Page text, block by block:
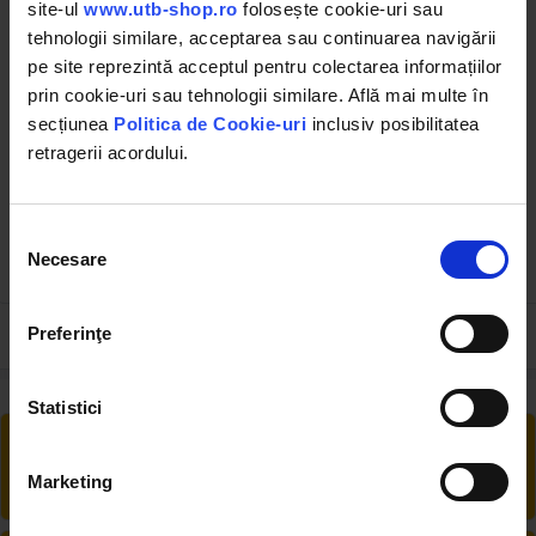
site-ul www.utb-shop.ro folosește cookie-uri sau
tehnologii similare, acceptarea sau continuarea navigării
pe site reprezintă acceptul pentru colectarea informațiilor
prin cookie-uri sau tehnologii similare. Află mai multe în
secțiunea Politica de Cookie-uri inclusiv posibilitatea
retragerii acordului.
consimțământului
Necesare
Preferinţe
Statistici
Marketing
UTB103.02.109
Bucsa injector din cupru
pentru UTB U-650
33.00 RON
DISDA20
Ai posibilitate de retur în 30 zile, comandă
produsele de care ai nevoie fără griji